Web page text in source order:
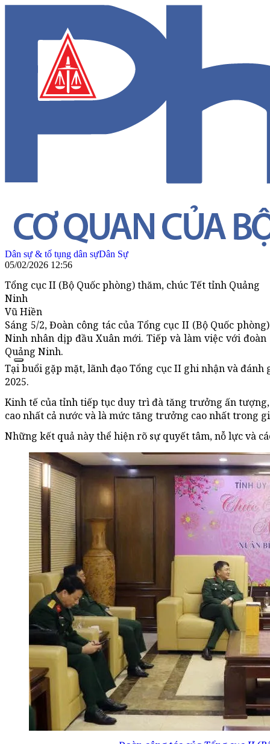
Dân sự & tố tụng dân sựDân Sự
05/02/2026 12:56
Tổng cục II (Bộ Quốc phòng) thăm, chúc Tết tỉnh Quảng
Ninh
Vũ Hiền
Sáng 5/2, Đoàn công tác của Tổng cục II (Bộ Quốc
Ninh nhân dịp đầu Xuân mới. Tiếp và làm việc với
Quảng Ninh.
Tại buổi gặp mặt, lãnh đạo Tổng cục II ghi nhận và
2025.
Kinh tế của tỉnh tiếp tục duy trì đà tăng trưởng ấn
cao nhất cả nước và là mức tăng trưởng cao nhất trong
Những kết quả này thể hiện rõ sự quyết tâm, nỗ lực và